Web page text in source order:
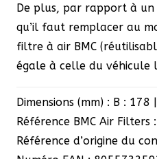
De plus, par rapport à
qu’il faut remplacer au
filtre à air BMC
égale à celle du véhicule
Dimensions (mm) : B :
Référence BMC Air Filters
Référence d’origine du